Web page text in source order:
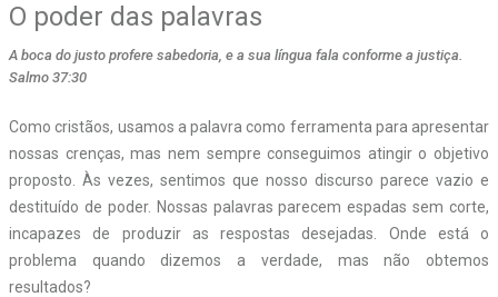
O poder das palavras
A boca do justo profere sabedoria, e a sua língua fala conforme a justiça.
Salmo 37:30
Como cristãos, usamos a palavra como ferramenta para apresentar
nossas crenças, mas nem sempre conseguimos atingir o objetivo
proposto. Às vezes, sentimos que nosso discurso parece vazio e
destituído de poder. Nossas palavras parecem espadas sem corte,
incapazes de produzir as respostas desejadas. Onde está o
problema quando dizemos a verdade, mas não obtemos
resultados?